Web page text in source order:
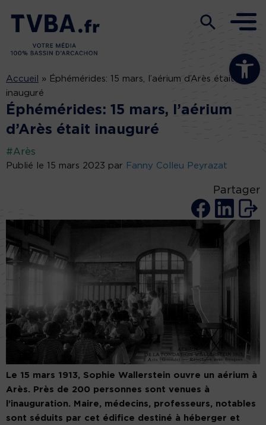
Ouvrir la
Accueil » Éphémérides: 15 mars, l’aérium d’Arès était
inauguré
Éphémérides: 15 mars, l’aérium
d’Arès était inauguré
#Arès
Publié le 15 mars 2023 par Fanny Colleu Peyrazat
Partager
Le 15 mars 1913, Sophie Wallerstein ouvre un aérium à
Arès. Près de 200 personnes sont venues à
l’inauguration. Maire, médecins, professeurs, notables
sont séduits par cet édifice destiné à héberger et